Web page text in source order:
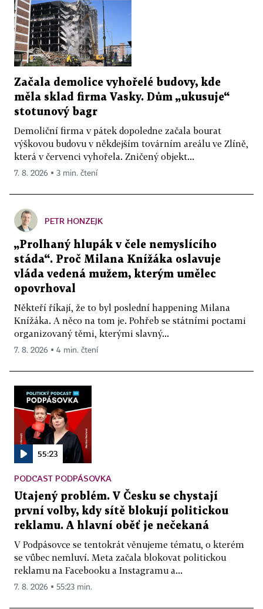
Začala demolice vyhořelé budovy, kde
měla sklad firma Vasky. Dům „ukusuje“
stotunový bagr
Demoliční firma v pátek dopoledne začala bourat
výškovou budovu v někdejším továrním areálu ve Zlíně,
která v červenci vyhořela. Zničený objekt...
7. 8. 2026 ▪ 3 min. čtení
PETR HONZEJK
„Prolhaný hlupák v čele nemyslícího
stáda“. Proč Milana Knížáka oslavuje
vláda vedená mužem, kterým umělec
opovrhoval
Někteří říkají, že to byl poslední happening Milana
Knížáka. A něco na tom je. Pohřeb se státními poctami
organizovaný těmi, kterými slavný...
7. 8. 2026 ▪ 4 min. čtení
55:23
PODCAST PODPÁSOVKA
Utajený problém. V Česku se chystají
první volby, kdy sítě blokují politickou
reklamu. A hlavní oběť je nečekaná
V Podpásovce se tentokrát věnujeme tématu, o kterém
se vůbec nemluví. Meta začala blokovat politickou
reklamu na Facebooku a Instagramu a...
7. 8. 2026 ▪ 55:23 min.